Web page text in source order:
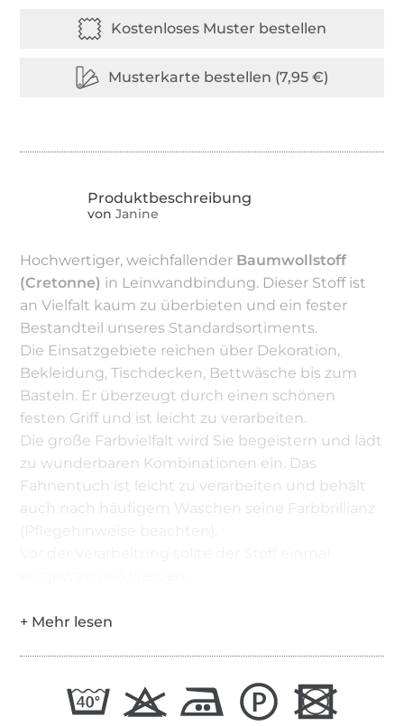
von Janine
Hochwertiger, weichfallender Baumwollstoff
(Cretonne) in Leinwandbindung. Dieser Stoff ist
an Vielfalt kaum zu überbieten und ein fester
Bestandteil unseres Standardsortiments.
Die Einsatzgebiete reichen über Dekoration,
Bekleidung, Tischdecken, Bettwäsche bis zum
Basteln. Er überzeugt durch einen schönen
festen Griff und ist leicht zu verarbeiten.
Die große Farbvielfalt wird Sie begeistern und lädt
zu wunderbaren Kombinationen ein. Das
Fahnentuch ist leicht zu verarbeiten und behält
auch nach häufigem Waschen seine Farbbrillianz